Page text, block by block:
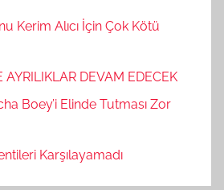
Kerim Alıcı İçin Çok Kötü
AYRILIKLAR DEVAM EDECEK
Boey’i Elinde Tutması Zor
Karşılayamadı